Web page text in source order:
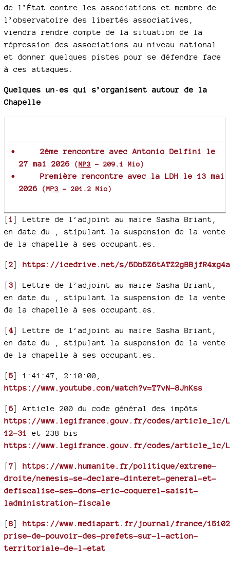
de l’État contre les associations et membre de
l’observatoire des libertés associatives,
viendra rendre compte de la situation de la
répression des associations au niveau national
et donner quelques pistes pour se défendre face
à ces attaques.
Quelques un·es qui s’organisent autour de la
Chapelle
2ème rencontre avec Antonio Delfini le
27 mai 2026
(MP3 - 209.1 Mio)
Première rencontre avec la LDH le 13 mai
2026
(MP3 - 201.2 Mio)
[1] Lettre de l’adjoint au maire Sasha Briant,
en date du , stipulant la suspension de la vente
de la chapelle à ses occupant.es.
[2] https://icedrive.net/s/
[3] Lettre de l’adjoint au maire Sasha Briant,
en date du , stipulant la suspension de la vente
de la chapelle à ses occupant.es.
[4] Lettre de l’adjoint au maire Sasha Briant,
en date du , stipulant la suspension de la vente
de la chapelle à ses occupant.es.
[5] 1:41:47, 2:10:00,
https://www.youtube.com/watch?v=T7vN-8JhKss
[6] Article 200 du code général des impôts
https://www.legifrance.gouv.fr/codes/article_lc/
12-31
et 238 bis
https://www.legifrance.gouv.fr/codes/article_lc/
[7] https://www.humanite.fr/politique/extreme-
droite/nemesis-se-declare-dinteret-general-et-
defiscalise-ses-dons-eric-coquerel-saisit-
ladministration-fiscale
[8] https://www.mediapart.fr/journal/france/
prise-de-pouvoir-des-prefets-sur-l-action-
territoriale-de-l-etat